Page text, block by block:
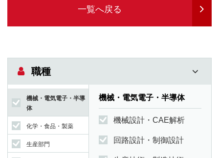
一覧へ戻る
職種
機械・電気電子・半導
体
化学・食品・製薬
生産部門
機械・電気電子・半導体
機械設計・CAE解析
回路設計・制御設計